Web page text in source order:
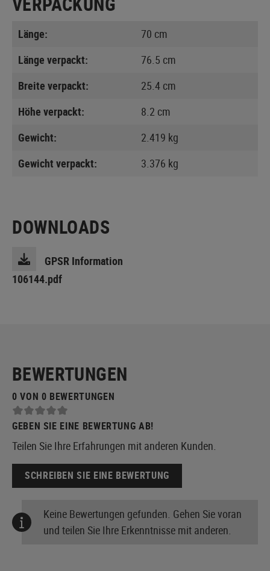
Länge:
70 cm
Länge verpackt:
76.5 cm
Breite verpackt:
25.4 cm
Höhe verpackt:
8.2 cm
Gewicht:
2.419 kg
Gewicht verpackt:
3.376 kg
DOWNLOADS
GPSR Information
106144.pdf
BEWERTUNGEN
0 VON 0 BEWERTUNGEN
GEBEN SIE EINE BEWERTUNG AB!
Teilen Sie Ihre Erfahrungen mit anderen Kunden.
SCHREIBEN SIE EINE BEWERTUNG
Keine Bewertungen gefunden. Gehen Sie voran
und teilen Sie Ihre Erkenntnisse mit anderen.